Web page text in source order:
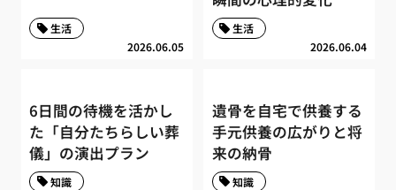
2026.06.05
生活
2026.06.04
生活
6日間の待機を活かし
た「自分たちらしい葬
儀」の演出プラン
知識
遺骨を自宅で供養する
手元供養の広がりと将
来の納骨
知識